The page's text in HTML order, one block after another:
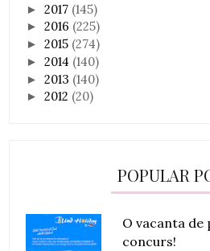
►2017 (145)
►2016 (225)
►2015 (274)
►2014 (140)
►2013 (140)
►2012 (20)
POPULAR
O vacanta de
concurs!